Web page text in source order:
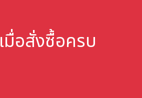
เมื่อสั่งซื้อครบ